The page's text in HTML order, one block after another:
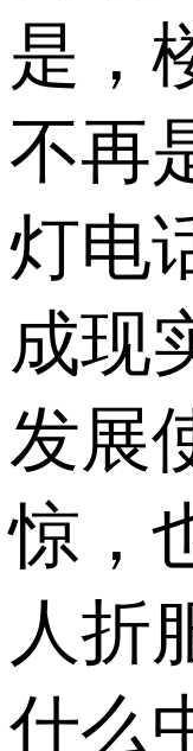
是，
不再
灯电
成现
发展
惊，
人折
什么